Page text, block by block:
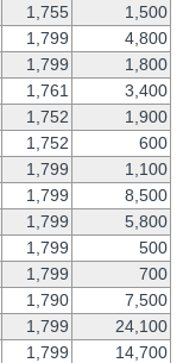
1,755
1,500
1,799
4,800
1,799
1,800
1,761
3,400
1,752
1,900
1,752
600
1,799
1,100
1,799
8,500
1,799
5,800
1,799
500
1,799
700
1,790
7,500
1,799
24,100
1,799
14,700